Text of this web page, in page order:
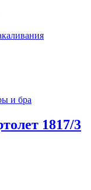
и бра
1817/3